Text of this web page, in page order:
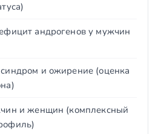
андрогенов у мужчин
и ожирение (оценка
и женщин (комплексный